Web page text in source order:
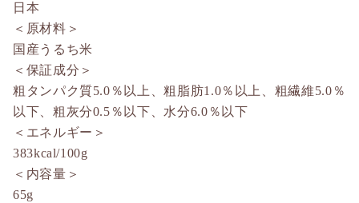
日本
＜原材料＞
国産うるち米
＜保証成分＞
粗タンパク質5.0％以上、粗脂肪1.0％以上、粗繊維5.0％
以下、粗灰分0.5％以下、水分6.0％以下
＜エネルギー＞
383kcal/100g
＜内容量＞
65g